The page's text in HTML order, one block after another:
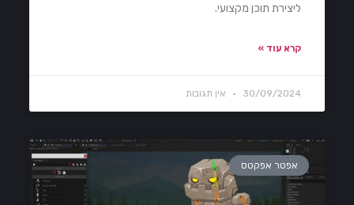
ליצירת תוכן מקצועי.
קרא עוד »
30/09/2024 אין תגובות
אפטר אפקטס